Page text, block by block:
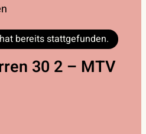
bereits stattgefunden.
30 2 – MTV